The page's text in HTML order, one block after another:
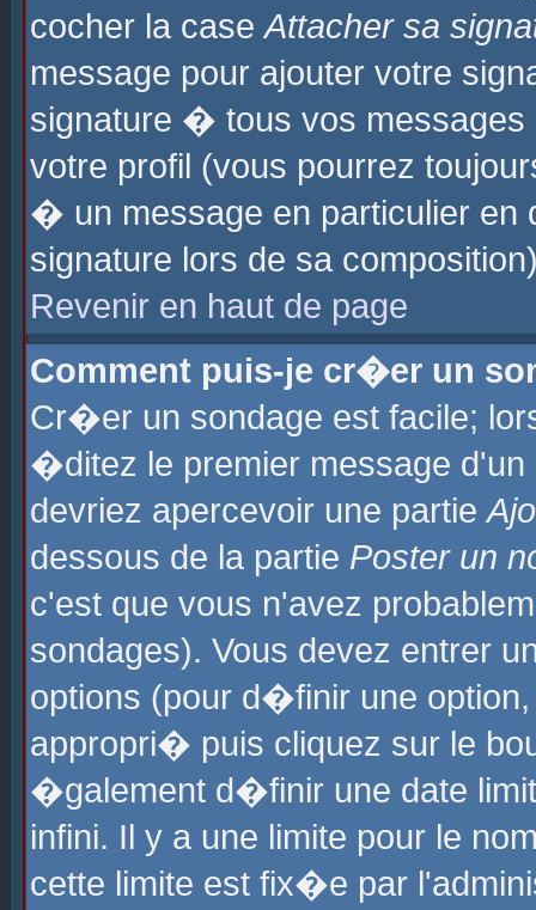
cocher la caseAttacher sa
message pour ajouter votre
signature � tous vos
votre profil (vous pourrez
� un message en particulier
signature lors de sa
Revenir en haut de page
Comment puis-je cr�er un
Cr�er un sondage est facile;
�ditez le premier message
devriez apercevoir une partie
dessous de la partie Poster un
c'est que vous n'avez
sondages). Vous devez entrer
options (pour d�finir une
appropri� puis cliquez sur le
�galement d�finir une date
infini. Il y a une limite pour le
cette limite est fix�e par